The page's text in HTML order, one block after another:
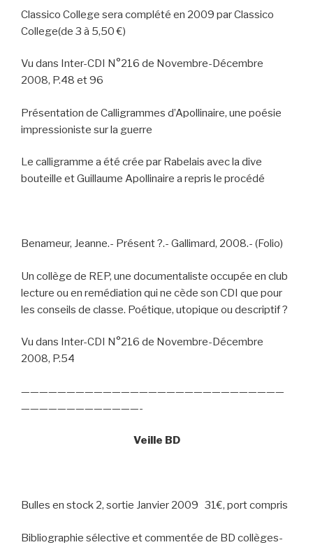
Classico College sera complété en 2009 par Classico
College(de 3 à 5,50 €)
Vu dans Inter-CDI N°216 de Novembre-Décembre
2008, P.48 et 96
Présentation de Calligrammes d’Apollinaire, une poésie
impressioniste sur la guerre
Le calligramme a été crée par Rabelais avec la dive
bouteille et Guillaume Apollinaire a repris le procédé
Benameur, Jeanne.- Présent ?.- Gallimard, 2008.- (Folio)
Un collège de REP, une documentaliste occupée en club
lecture ou en remédiation qui ne cède son CDI que pour
les conseils de classe. Poétique, utopique ou descriptif ?
Vu dans Inter-CDI N°216 de Novembre-Décembre
2008, P.54
—————————————————————————————
—————————————-
Veille BD
Bulles en stock 2, sortie Janvier 2009 31€, port compris
Bibliographie sélective et commentée de BD collèges-